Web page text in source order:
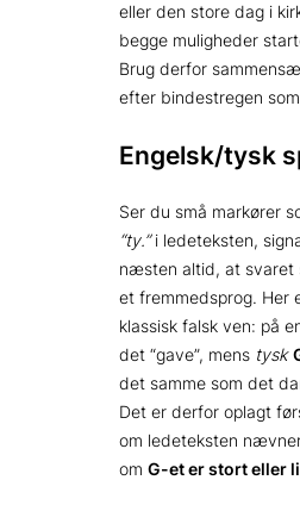
eller den store dag i
begge muligheder
Brug derfor
efter bindestregen
Engelsk/tysk
Ser du små markører
“ty.”i ledeteksten,
næsten altid, at svaret
et fremmedsprog. Her
klassisk falsk ven: på
det “gave”, mens tysk
det samme som det
Det er derfor oplagt
om ledeteksten
om G-et er stort eller